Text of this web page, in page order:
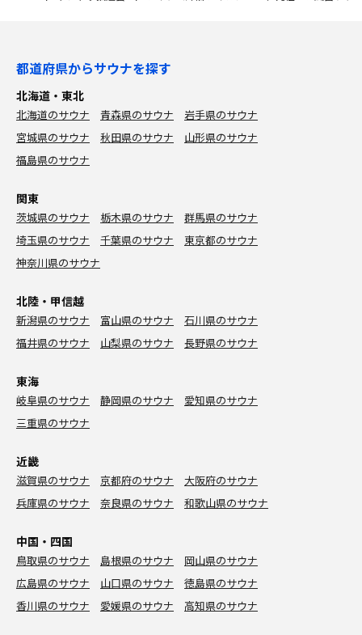
都道府県からサウナを探す
北海道・東北
北海道のサウナ 青森県のサウナ
岩手県のサウナ
宮城県のサウナ
秋田県のサウナ
山形県のサウナ
福島県のサウナ
関東
茨城県のサウナ 栃木県のサウナ
群馬県のサウナ
埼玉県のサウナ
千葉県のサウナ
東京都のサウナ
神奈川県のサウナ
北陸・甲信越
新潟県のサウナ 富山県のサウナ
石川県のサウナ
福井県のサウナ
山梨県のサウナ 長野県のサウナ
東海
岐阜県のサウナ 静岡県のサウナ
愛知県のサウナ
三重県のサウナ
近畿
滋賀県のサウナ 京都府のサウナ
大阪府のサウナ
兵庫県のサウナ
奈良県のサウナ 和歌山県のサウナ
中国・四国
鳥取県のサウナ 島根県のサウナ
岡山県のサウナ
広島県のサウナ
山口県のサウナ
徳島県のサウナ
香川県のサウナ
愛媛県のサウナ 高知県のサウナ